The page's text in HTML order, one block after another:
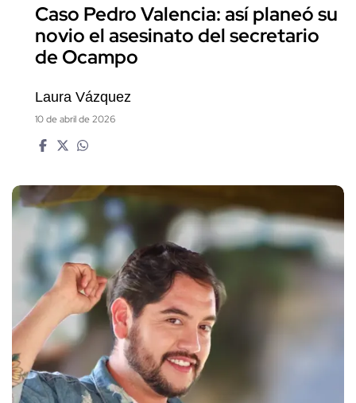
Caso Pedro Valencia: así planeó su
novio el asesinato del secretario
de Ocampo
Laura Vázquez
10 de abril de 2026